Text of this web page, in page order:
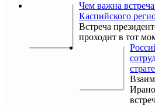
Чем важна
Каспийского
Встреча
проходит в тот